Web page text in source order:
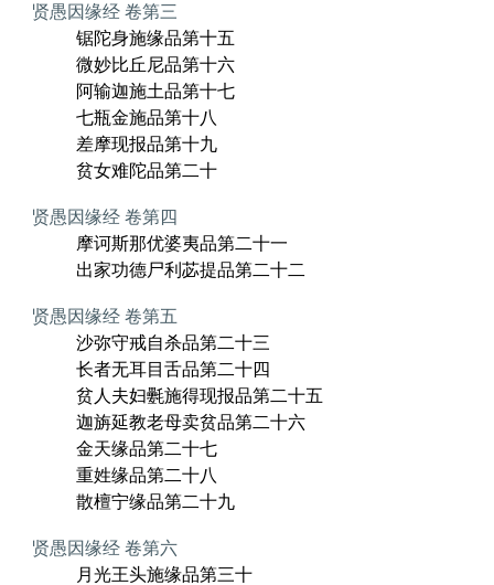
贤愚因缘经 卷第三
锯陀身施缘品第十五
微妙比丘尼品第十六
阿输迦施土品第十七
七瓶金施品第十八
差摩现报品第十九
贫女难陀品第二十
贤愚因缘经 卷第四
摩诃斯那优婆夷品第二十一
出家功德尸利苾提品第二十二
贤愚因缘经 卷第五
沙弥守戒自杀品第二十三
长者无耳目舌品第二十四
贫人夫妇氎施得现报品第二十五
迦旃延教老母卖贫品第二十六
金天缘品第二十七
重姓缘品第二十八
散檀宁缘品第二十九
贤愚因缘经 卷第六
月光王头施缘品第三十